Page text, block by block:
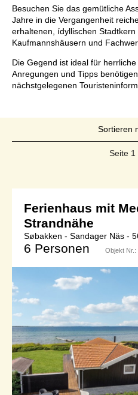
Besuchen Sie das gemütliche
Jahre in die Vergangenheit
erhaltenen, ídyllischen
Kaufmannshäusern und
Die Gegend ist ideal für
Anregungen und Tipps
nächstgelegenen
Sortieren
Seite 1
Ferienhaus mit
Strandnähe
Søbakken - Sandager Näs -
6 Personen Objekt Nr.: